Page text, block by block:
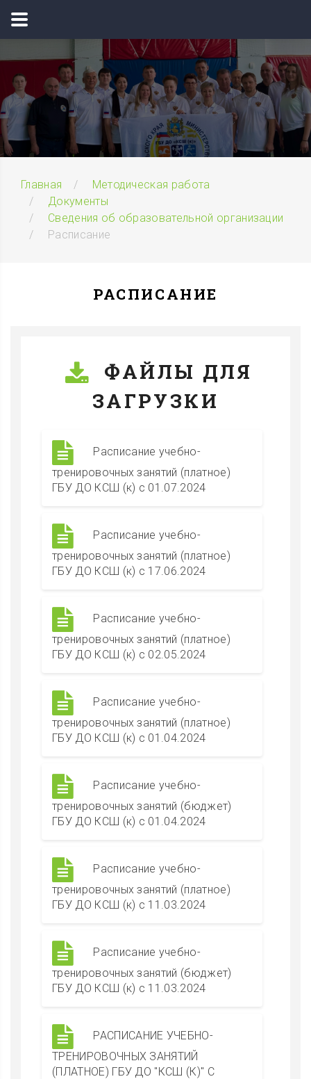
Главная
Методическая работа
Документы
Сведения об образовательной организации
Расписание
РАСПИСАНИЕ
ФАЙЛЫ ДЛЯ
ЗАГРУЗКИ
Расписание учебно-
тренировочных занятий (платное)
ГБУ ДО КСШ (к) с 01.07.2024
Расписание учебно-
тренировочных занятий (платное)
ГБУ ДО КСШ (к) с 17.06.2024
Расписание учебно-
тренировочных занятий (платное)
ГБУ ДО КСШ (к) с 02.05.2024
Расписание учебно-
тренировочных занятий (платное)
ГБУ ДО КСШ (к) с 01.04.2024
Расписание учебно-
тренировочных занятий (бюджет)
ГБУ ДО КСШ (к) с 01.04.2024
Расписание учебно-
тренировочных занятий (платное)
ГБУ ДО КСШ (к) с 11.03.2024
Расписание учебно-
тренировочных занятий (бюджет)
ГБУ ДО КСШ (к) с 11.03.2024
РАСПИСАНИЕ УЧЕБНО-
ТРЕНИРОВОЧНЫХ ЗАНЯТИЙ
(ПЛАТНОЕ) ГБУ ДО "КСШ (К)" С